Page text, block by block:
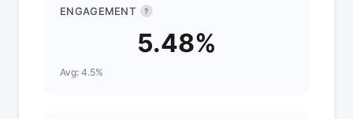
ENGAGEMENT ?
5.48%
Avg: 4.5%